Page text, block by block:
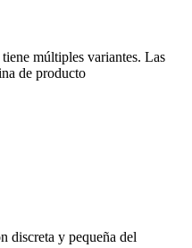
múltiples variantes. Las
de producto
discreta y pequeña del